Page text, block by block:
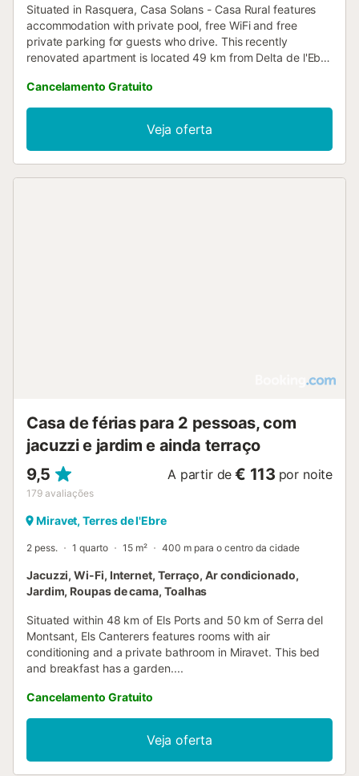
Situated in Rasquera, Casa Solans - Casa Rural features
accommodation with private pool, free WiFi and free
private parking for guests who drive. This recently
renovated apartment is located 49 km from Delta de l'Ebre
Cancelamento Gratuito
Veja oferta
Casa de férias para 2 pessoas, com
jacuzzi e jardim e ainda terraço
9,5
179 avaliações
A partir de € 113 por noite
Miravet, Terres de l'Ebre
2 pess. 1 quarto 15 m² 400 m para o centro da cidade
Jacuzzi, Wi-Fi, Internet, Terraço, Ar condicionado,
Jardim, Roupas de cama, Toalhas
Situated within 48 km of Els Ports and 50 km of Serra del
Montsant, Els Canterers features rooms with air
conditioning and a private bathroom in Miravet. This bed
and breakfast has a garden....
Cancelamento Gratuito
Veja oferta